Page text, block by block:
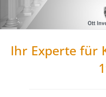
Inhalt
Ihr Experte für